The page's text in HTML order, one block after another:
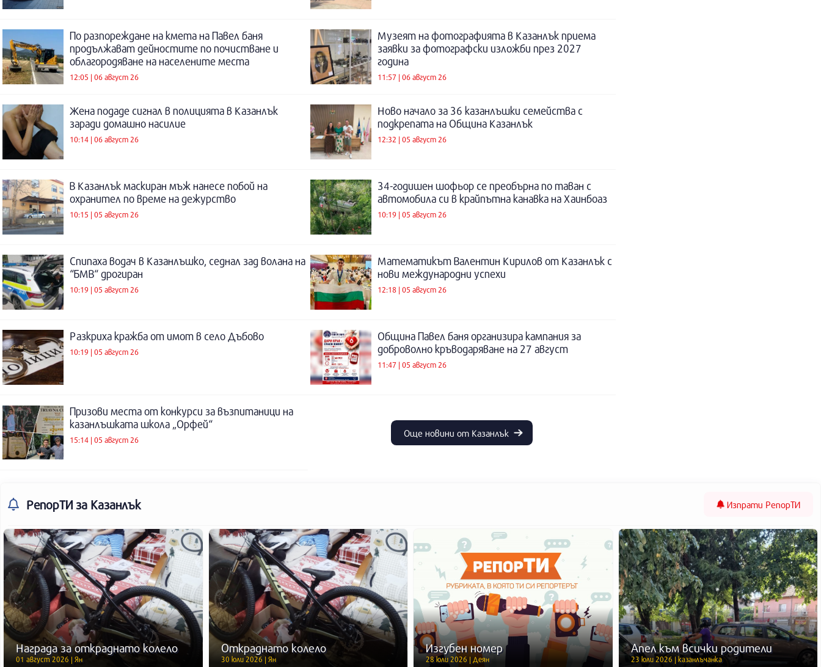
По разпореждане на кмета на Павел баня
продължават дейностите по почистване и
облагородяване на населените места
12:05 | 06 август 26
Музеят на фотографията в Казанлък приема
заявки за фотографски изложби през 2027
година
11:57 | 06 август 26
Жена подаде сигнал в полицията в Казанлък
заради домашно насилие
10:14 | 06 август 26
Ново начало за 36 казанлъшки семейства с
подкрепата на Община Казанлък
12:32 | 05 август 26
В Казанлък маскиран мъж нанесе побой на
охранител по време на дежурство
10:15 | 05 август 26
34-годишен шофьор се преобърна по таван с
автомобила си в крайпътна канавка на Хаинбоаз
10:19 | 05 август 26
Спипаха водач в Казанлъшко, седнал зад волана на
“БМВ“ дрогиран
10:19 | 05 август 26
Математикът Валентин Кирилов от Казанлък с
нови международни успехи
12:18 | 05 август 26
Разкриха кражба от имот в село Дъбово
10:19 | 05 август 26
Община Павел баня организира кампания за
доброволно кръводаряване на 27 август
11:47 | 05 август 26
Призови места от конкурси за възпитаници на
казанлъшката школа „Орфей“
15:14 | 05 август 26
Още новини от Казанлък
РепорТИ за Казанлък Изпрати РепорТИ
Награда за откраднато колело
01 август 2026 | Ян
Откраднато колело
30 юли 2026 | Ян
Изгубен номер
28 юли 2026 | Деян
Апел към всички родители
23 юли 2026 | казанлъчанка